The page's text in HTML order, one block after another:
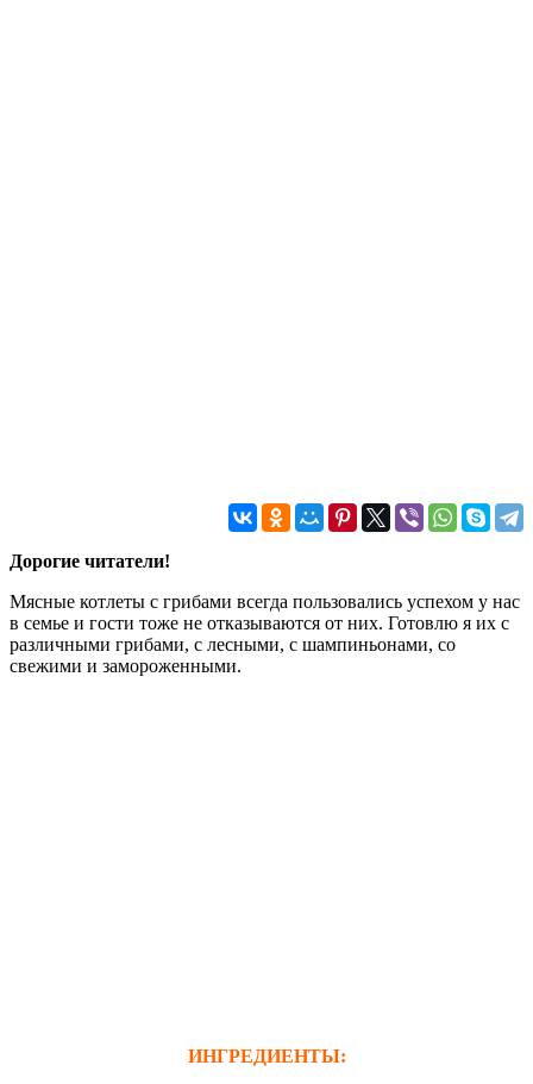
Дорогие читатели!
Мясные котлеты с грибами всегда пользовались успехом у нас
в семье и гости тоже не отказываются от них. Готовлю я их с
различными грибами, с лесными, с шампиньонами, со
свежими и замороженными.
ИНГРЕДИЕНТЫ: